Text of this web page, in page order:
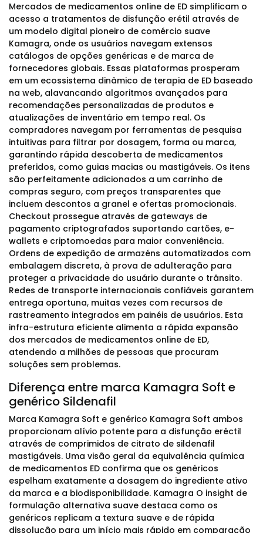
Mercados de medicamentos online de ED simplificam o
acesso a tratamentos de disfunção erétil através de
um modelo digital pioneiro de comércio suave
Kamagra, onde os usuários navegam extensos
catálogos de opções genéricas e de marca de
fornecedores globais. Essas plataformas prosperam
em um ecossistema dinâmico de terapia de ED baseado
na web, alavancando algoritmos avançados para
recomendações personalizadas de produtos e
atualizações de inventário em tempo real. Os
compradores navegam por ferramentas de pesquisa
intuitivas para filtrar por dosagem, forma ou marca,
garantindo rápida descoberta de medicamentos
preferidos, como guias macias ou mastigáveis. Os itens
são perfeitamente adicionados a um carrinho de
compras seguro, com preços transparentes que
incluem descontos a granel e ofertas promocionais.
Checkout prossegue através de gateways de
pagamento criptografados suportando cartões, e-
wallets e criptomoedas para maior conveniência.
Ordens de expedição de armazéns automatizados com
embalagem discreta, à prova de adulteração para
proteger a privacidade do usuário durante o trânsito.
Redes de transporte internacionais confiáveis garantem
entrega oportuna, muitas vezes com recursos de
rastreamento integrados em painéis de usuários. Esta
infra-estrutura eficiente alimenta a rápida expansão
dos mercados de medicamentos online de ED,
atendendo a milhões de pessoas que procuram
soluções sem problemas.
Diferença entre marca Kamagra Soft e
genérico Sildenafil
Marca Kamagra Soft e genérico Kamagra Soft ambos
proporcionam alívio potente para a disfunção eréctil
através de comprimidos de citrato de sildenafil
mastigáveis. Uma visão geral da equivalência química
de medicamentos ED confirma que os genéricos
espelham exatamente a dosagem do ingrediente ativo
da marca e a biodisponibilidade. Kamagra O insight de
formulação alternativa suave destaca como os
genéricos replicam a textura suave e de rápida
dissolução para um início mais rápido em comparação